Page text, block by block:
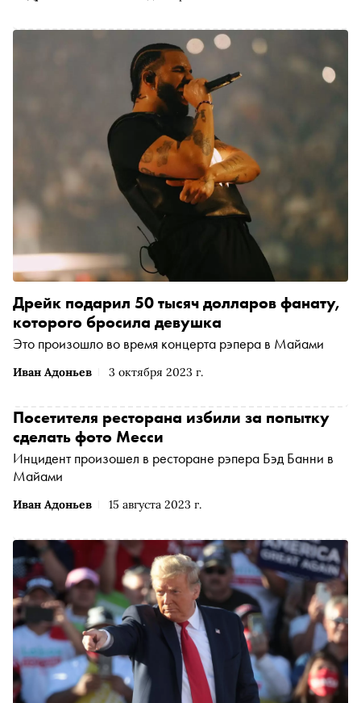
Иван Адоньев 3 октября 2023 г.
Дрейк подарил 50 тысяч долларов фанату,
которого бросила девушка
Это произошло во время концерта рэпера в Майами
Иван Адоньев 15 августа 2023 г.
Посетителя ресторана избили за попытку
сделать фото Месси
Инцидент произошел в ресторане рэпера Бэд Банни в
Майами